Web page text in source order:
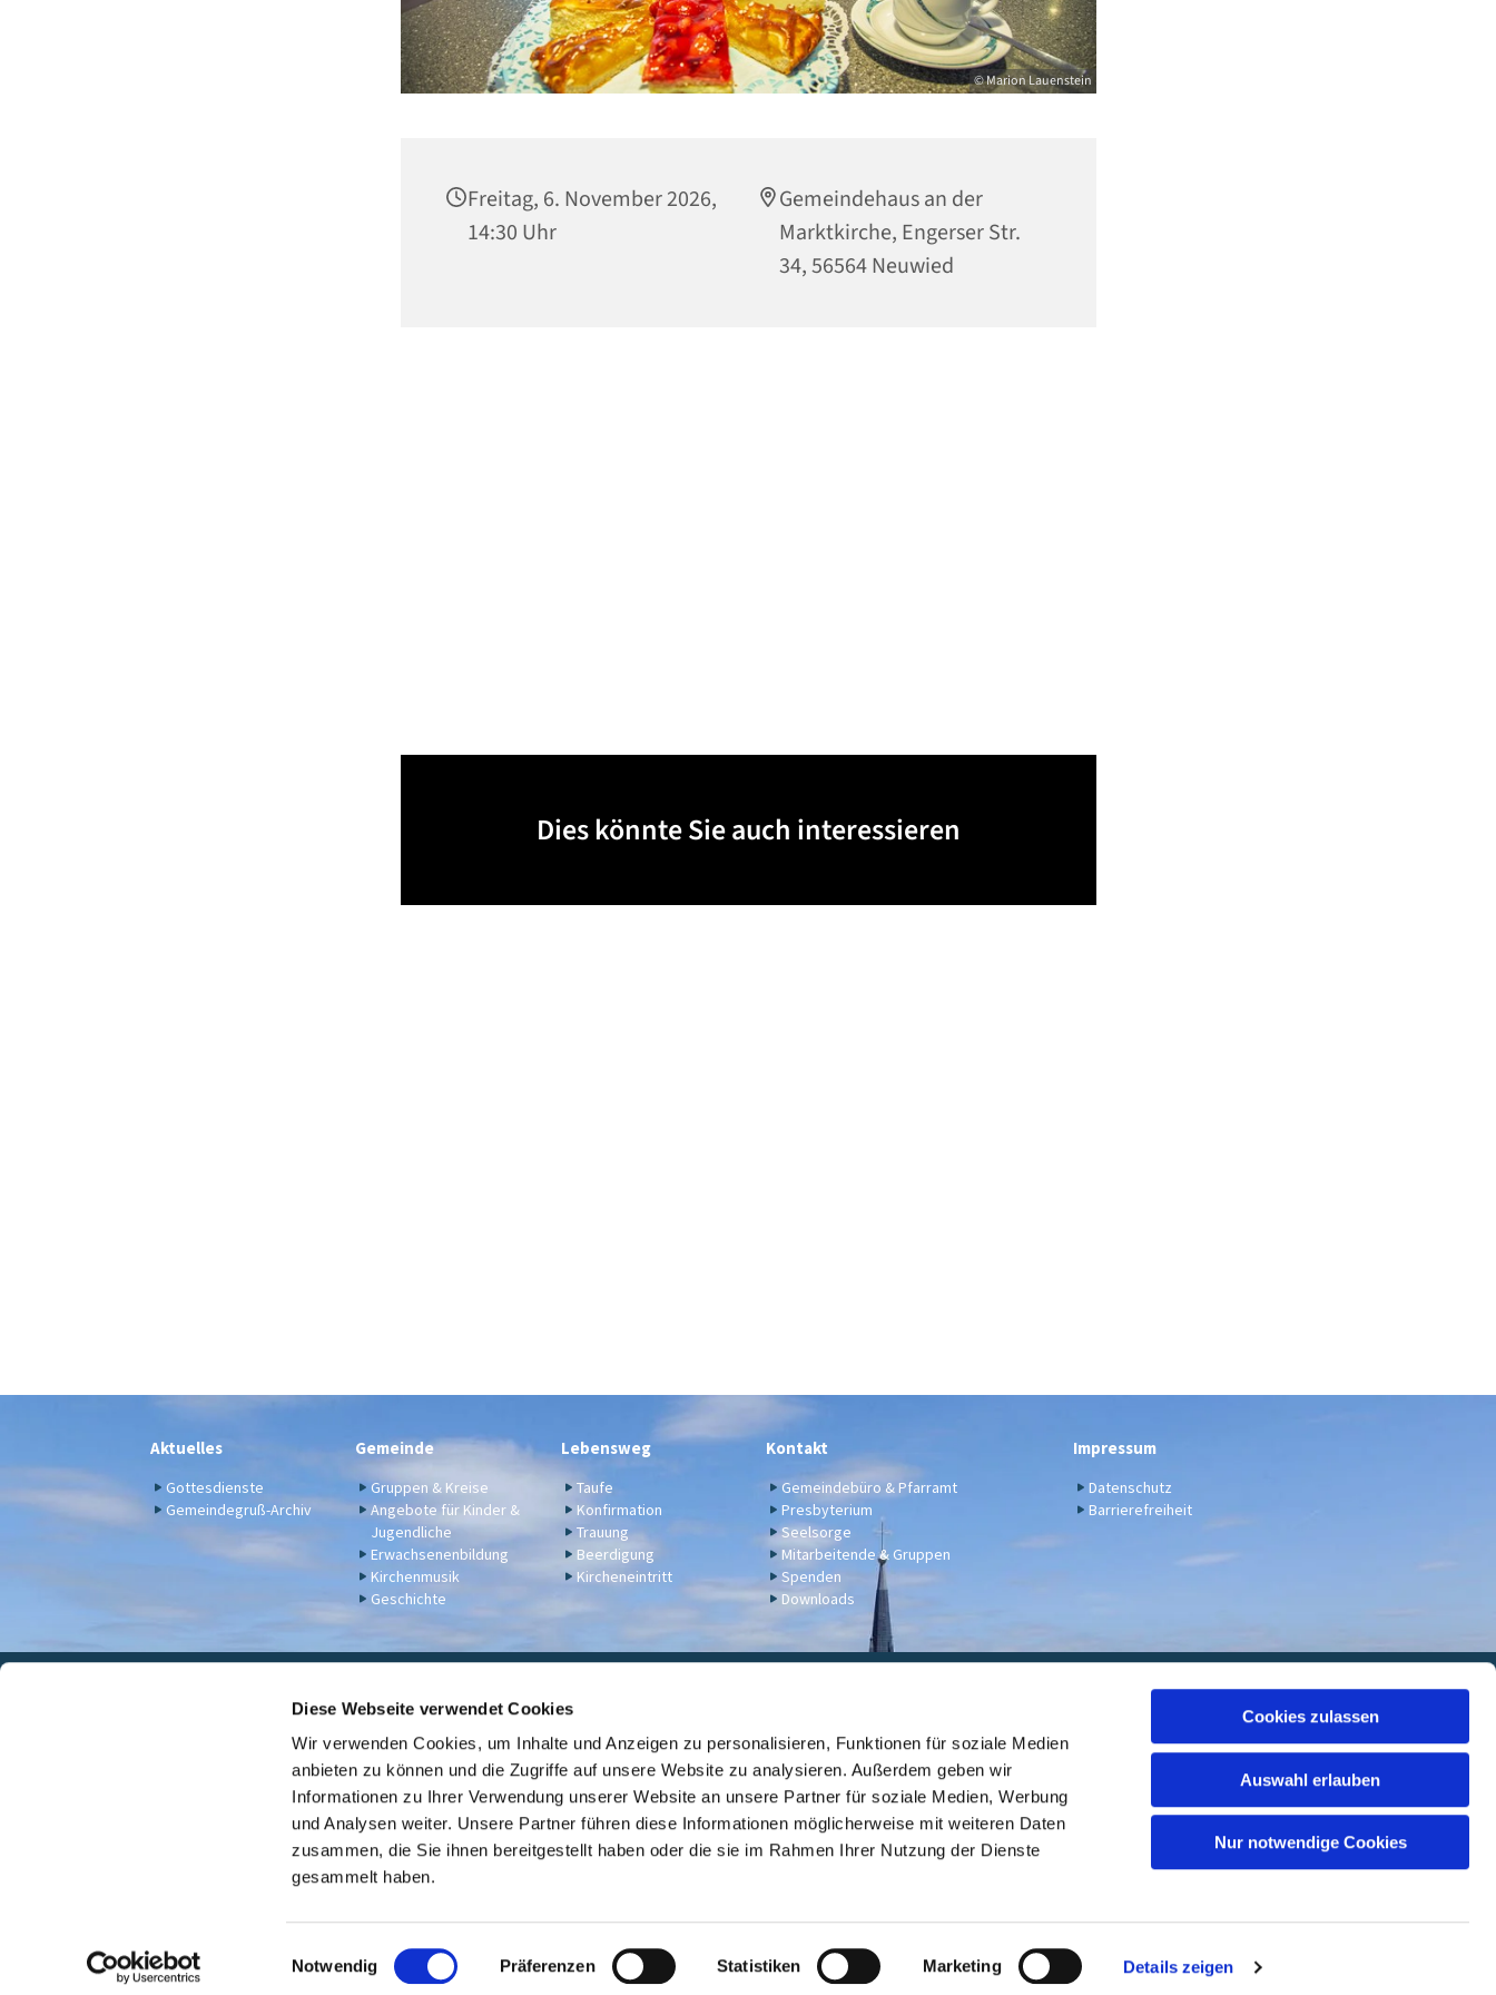
Diese Webseite verwendet Cookies
Wir verwenden Cookies, um Inhalte und Anzeigen zu personalisieren, Funktionen für soziale Medien
anbieten zu können und die Zugriffe auf unsere Website zu analysieren. Außerdem geben wir
Informationen zu Ihrer Verwendung unserer Website an unsere Partner für soziale Medien, Werbung
und Analysen weiter. Unsere Partner führen diese Informationen möglicherweise mit weiteren Daten
zusammen, die Sie ihnen bereitgestellt haben oder die sie im Rahmen Ihrer Nutzung der Dienste
gesammelt haben.
i
Notwendig Präferenzen Statistiken Marketing Details zeigen
Cookies zulassen
Auswahl erlauben
Nur notwendige Cookies
© Marion Lauenstein
Freitag, 6. November 2026,
14:30 Uhr
Gemeindehaus an der
Marktkirche, Engerser Str.
34, 56564 Neuwied
Dies könnte Sie auch interessieren
Aktuelles
Gottesdienste
Gemeindegruß-Archiv
Gemeinde
Gruppen & Kreise
Angebote für Kinder &
Jugendliche
Erwachsenenbildung
Kirchenmusik
Geschichte
Lebensweg
Taufe
Konfirmation
Trauung
Beerdigung
Kircheneintritt
Kontakt
Gemeindebüro & Pfarramt
Presbyterium
Seelsorge
Mitarbeitende & Gruppen
Spenden
Downloads
Impressum
Datenschutz
Barrierefreiheit
Für Spenden u. a. - Bankverbindung: KD Bank (Bank für Kirche und Diakonie), IBAN: DE14 3506 0190 6531 7000 05, BIC: GENODED1DKD
Kontaktinformationenev. Kirche Engers
Link zur Übersicht der evangelischen Kirchengemeinden der Stadt Neuwied